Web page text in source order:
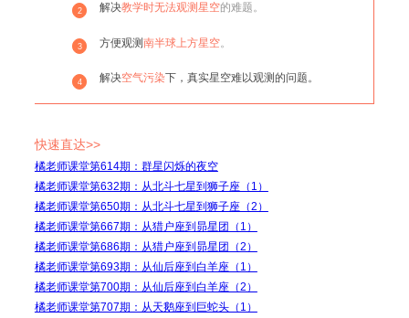
2 解决教学时无法观测星空的难题。
3 方便观测南半球上方星空。
4 解决空气污染下，真实星空难以观测的问题。
快速直达>>
橘老师课堂第614期：群星闪烁的夜空
橘老师课堂第632期：从北斗七星到狮子座（1）
橘老师课堂第650期：从北斗七星到狮子座（2）
橘老师课堂第667期：从猎户座到昴星团（1）
橘老师课堂第686期：从猎户座到昴星团（2）
橘老师课堂第693期：从仙后座到白羊座（1）
橘老师课堂第700期：从仙后座到白羊座（2）
橘老师课堂第707期：从天鹅座到巨蛇头（1）